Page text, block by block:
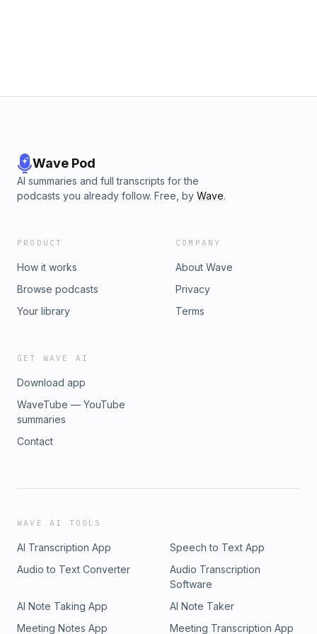
Wave Pod
AI summaries and full transcripts for the
podcasts you already follow. Free, by Wave.
PRODUCT
How it works
Browse podcasts
Your library
COMPANY
About Wave
Privacy
Terms
GET WAVE AI
Download app
WaveTube — YouTube
summaries
Contact
WAVE AI TOOLS
AI Transcription App
Speech to Text App
Audio to Text Converter
Audio Transcription
Software
AI Note Taking App
AI Note Taker
Meeting Notes App
Meeting Transcription App